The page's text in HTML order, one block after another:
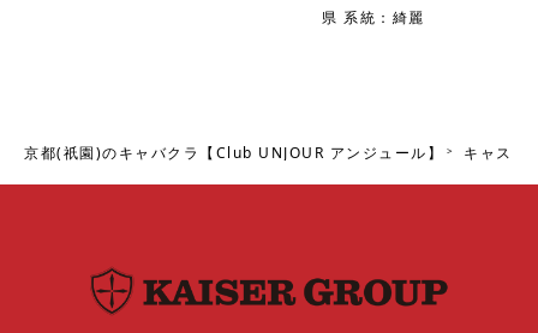
県 系統：綺麗
京都(祇園)のキャバクラ【Club UNJOUR アンジュール】 キャスト